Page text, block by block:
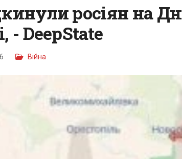
росіян на
- DeepState
Війна